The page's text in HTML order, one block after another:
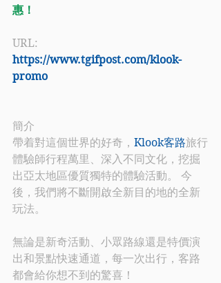
惠！
URL:
https://www.tgifpost.com/klook-
promo
簡介
帶着對這個世界的好奇 ， Klook客路旅行
體驗師行程萬里、深入不同文化，挖掘
出亞太地區優質獨特的體驗活動。 今
後，我們將不斷開啟全新目的地的全新
玩法。
無論是新奇活動、小眾路線還是特價演
出和景點快速通道，每一次出行，客路
都會給你想不到的驚喜！